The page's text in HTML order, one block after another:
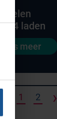
4 laden
Lees meer
1 2 ›